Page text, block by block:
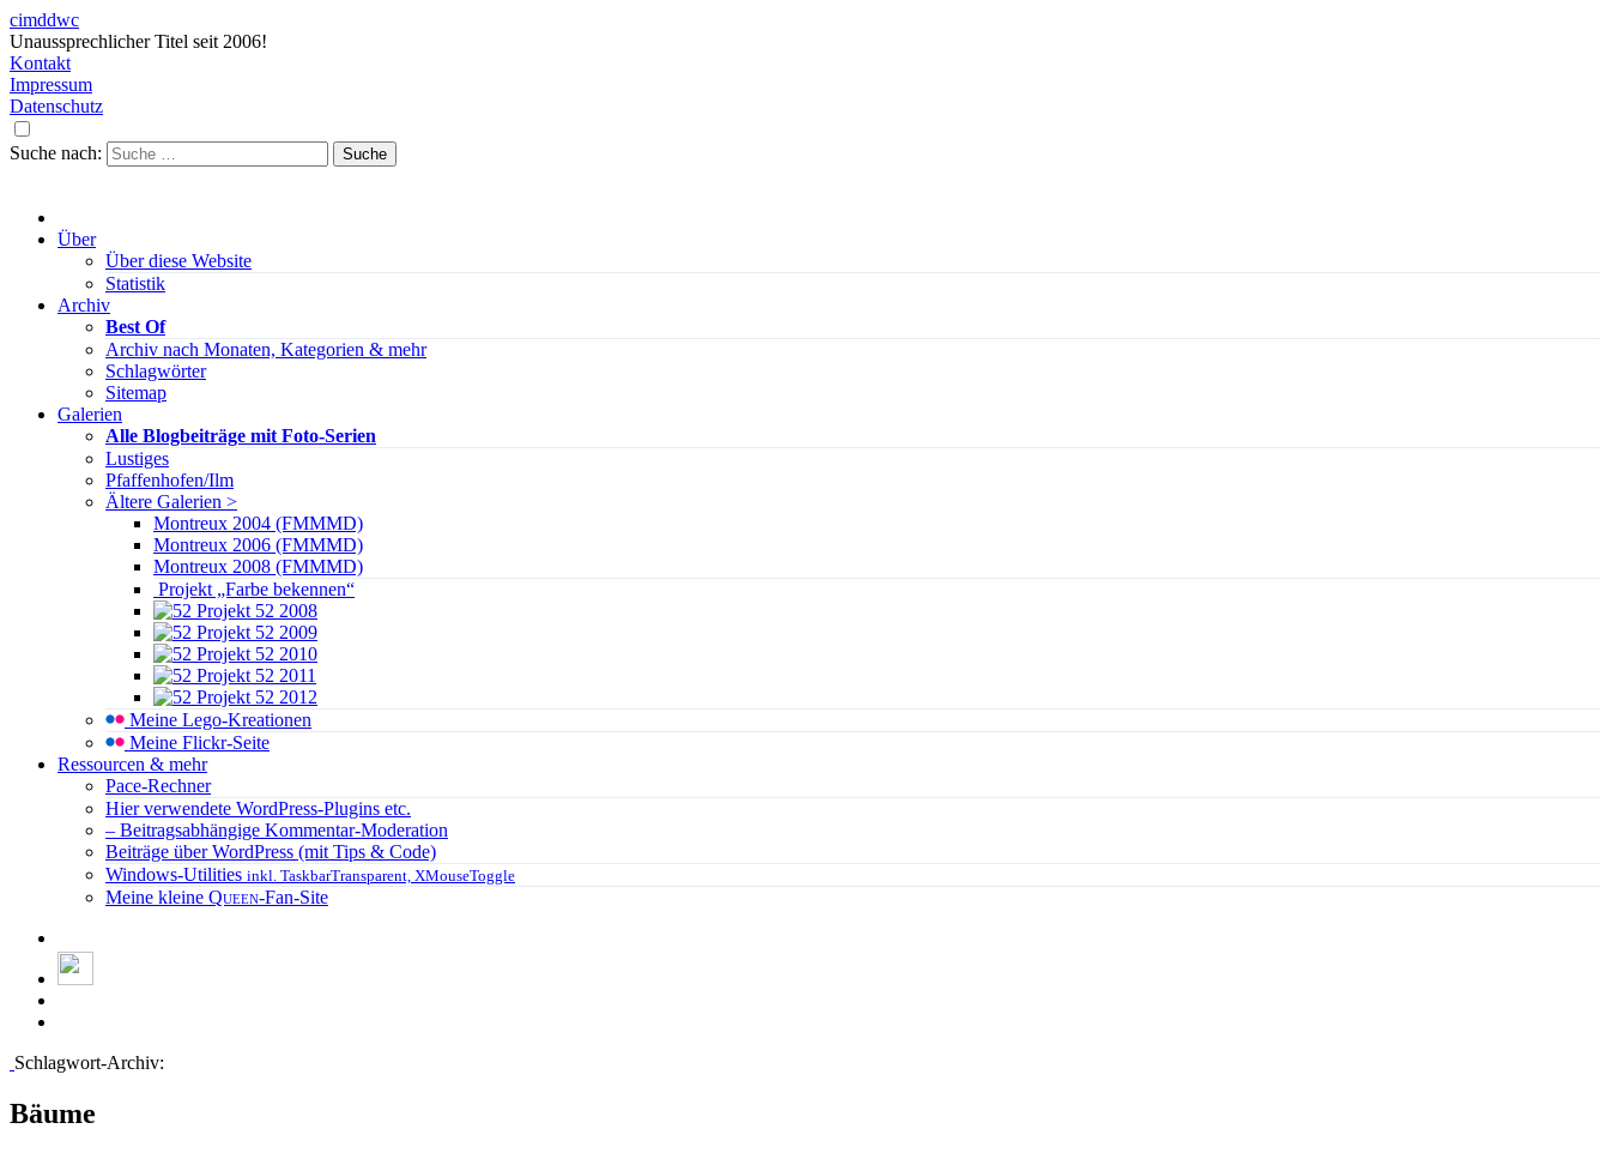
cimddwc
Unaussprechlicher Titel seit 2006!
Kontakt
Impressum
Datenschutz
Suche nach:
Über
Über diese Website
Statistik
Archiv
Best Of
Archiv nach Monaten, Kategorien & mehr
Schlagwörter
Sitemap
Galerien
Alle Blogbeiträge mit Foto-Serien
Lustiges
Pfaffenhofen/Ilm
Ältere Galerien >
Montreux 2004 (FMMMD)
Montreux 2006 (FMMMD)
Montreux 2008 (FMMMD)
Projekt „Farbe bekennen“
Projekt 52 2008
Projekt 52 2009
Projekt 52 2010
Projekt 52 2011
Projekt 52 2012
Meine Lego-Kreationen
Meine Flickr-Seite
Ressourcen & mehr
Pace-Rechner
Hier verwendete WordPress-Plugins etc.
– Beitragsabhängige Kommentar-Moderation
Beiträge über WordPress (mit Tips & Code)
Windows-Utilities inkl. TaskbarTransparent, XMouseToggle
Meine kleine Queen-Fan-Site
Schlagwort-Archiv:
Bäume